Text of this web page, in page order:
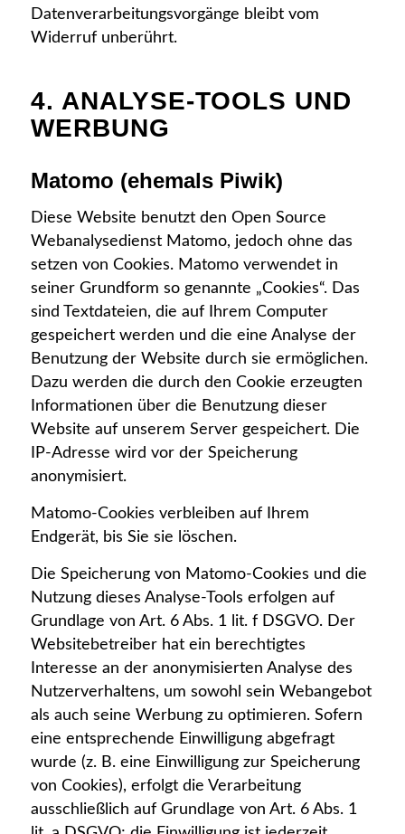
Datenverarbeitungsvorgänge bleibt vom
Widerruf unberührt.
4. ANALYSE-TOOLS UND
WERBUNG
Matomo (ehemals Piwik)
Diese Website benutzt den Open Source
Webanalysedienst Matomo, jedoch ohne das
setzen von Cookies. Matomo verwendet in
seiner Grundform so genannte „Cookies“. Das
sind Textdateien, die auf Ihrem Computer
gespeichert werden und die eine Analyse der
Benutzung der Website durch sie ermöglichen.
Dazu werden die durch den Cookie erzeugten
Informationen über die Benutzung dieser
Website auf unserem Server gespeichert. Die
IP-Adresse wird vor der Speicherung
anonymisiert.
Matomo-Cookies verbleiben auf Ihrem
Endgerät, bis Sie sie löschen.
Die Speicherung von Matomo-Cookies und die
Nutzung dieses Analyse-Tools erfolgen auf
Grundlage von Art. 6 Abs. 1 lit. f DSGVO. Der
Websitebetreiber hat ein berechtigtes
Interesse an der anonymisierten Analyse des
Nutzerverhaltens, um sowohl sein Webangebot
als auch seine Werbung zu optimieren. Sofern
eine entsprechende Einwilligung abgefragt
wurde (z. B. eine Einwilligung zur Speicherung
von Cookies), erfolgt die Verarbeitung
ausschließlich auf Grundlage von Art. 6 Abs. 1